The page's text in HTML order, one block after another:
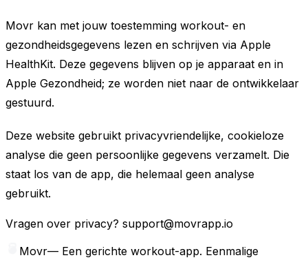
Movr kan met jouw toestemming workout- en
gezondheidsgegevens lezen en schrijven via Apple
HealthKit. Deze gegevens blijven op je apparaat en in
Apple Gezondheid; ze worden niet naar de ontwikkelaar
gestuurd.
Deze website gebruikt privacyvriendelijke, cookieloze
analyse die geen persoonlijke gegevens verzamelt. Die
staat los van de app, die helemaal geen analyse
gebruikt.
Vragen over privacy? support@movrapp.io
Movr— Een gerichte workout-app. Eenmalige